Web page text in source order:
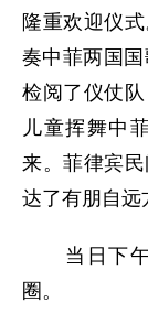
隆重欢迎仪
奏中菲两国
检阅了仪仗
儿童挥舞中
来。菲律宾
达了有朋自远
当日下午
圈。